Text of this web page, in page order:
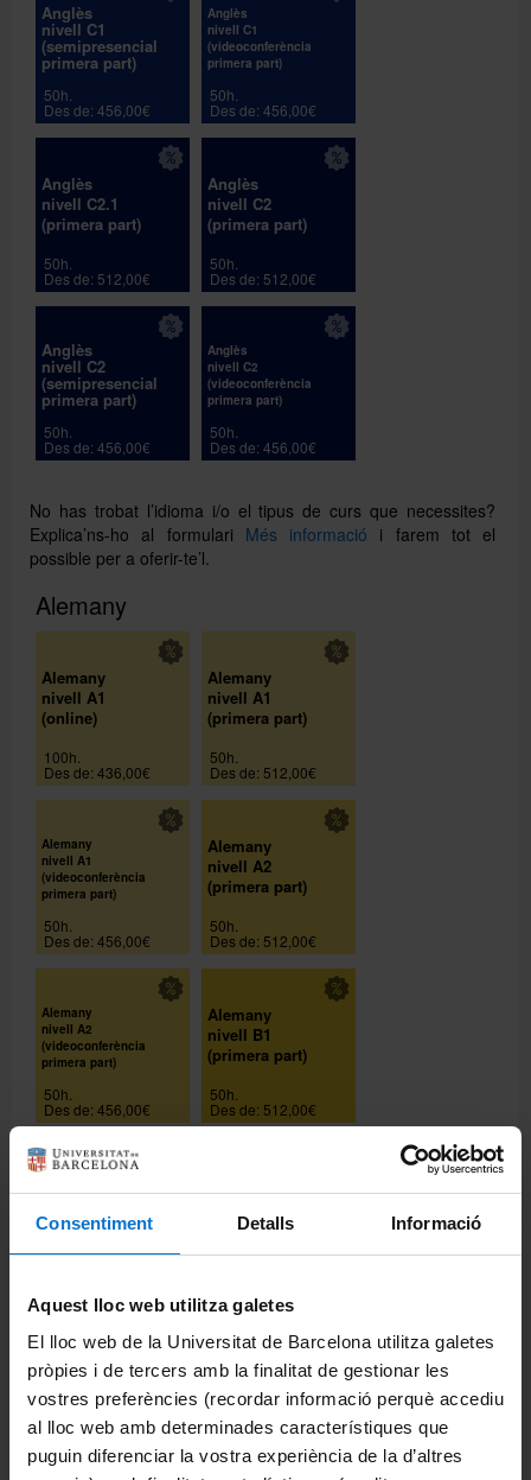
Consentiment Detalls Informació
Aquest lloc web utilitza galetes
El lloc web de la Universitat de Barcelona utilitza galetes
pròpies i de tercers amb la finalitat de gestionar les
vostres preferències (recordar informació perquè accediu
al lloc web amb determinades característiques que
puguin diferenciar la vostra experiència de la d’altres
Anglès
nivell C1
(semipresencial
primera part)
50h.
Des de: 456,00€
Anglès
nivell C1
(videoconferència
primera part)
50h.
Des de: 456,00€
Anglès
nivell C2.1
(primera part)
50h.
Des de: 512,00€
Anglès
nivell C2
(primera part)
50h.
Des de: 512,00€
Anglès
nivell C2
(semipresencial
primera part)
50h.
Des de: 456,00€
Anglès
nivell C2
(videoconferència
primera part)
50h.
Des de: 456,00€
No has trobat l’idioma i/o el tipus de curs que necessites?
Explica’ns-ho al formulari Més informació i farem tot el
possible per a oferir-te’l.
Alemany
Alemany
nivell A1
(online)
100h.
Des de: 436,00€
Alemany
nivell A1
(primera part)
50h.
Des de: 512,00€
Alemany
nivell A1
(videoconferència
primera part)
50h.
Des de: 456,00€
Alemany
nivell A2
(primera part)
50h.
Des de: 512,00€
Alemany
nivell A2
(videoconferència
primera part)
50h.
Des de: 456,00€
Alemany
nivell B1
(primera part)
50h.
Des de: 512,00€
nivell B1
(videoconferència
primera part)
50h.
(primera part)
50h.
Alemany
nivell B2.1
(videoconferència
primera part)
50h.
Des de: 456,00€